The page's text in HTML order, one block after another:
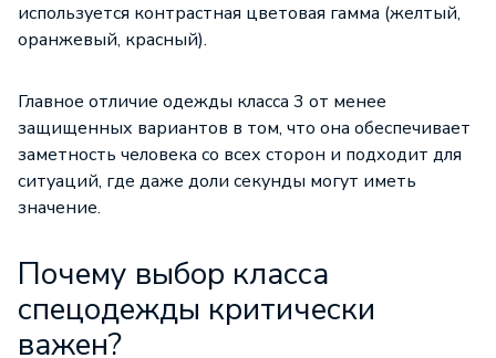
используется контрастная цветовая гамма (желтый,
оранжевый, красный).
Главное отличие одежды класса 3 от менее
защищенных вариантов в том, что она обеспечивает
заметность человека со всех сторон и подходит для
ситуаций, где даже доли секунды могут иметь
значение.
Почему выбор класса
спецодежды критически
важен?